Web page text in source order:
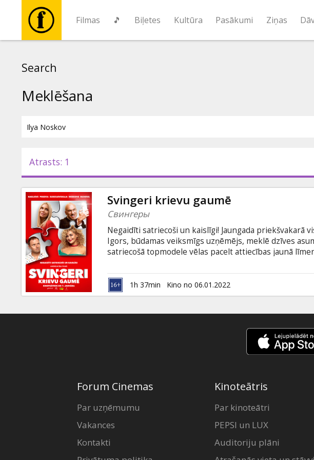
Filmas 🎵 Biļetes Kultūra Pasākumi Ziņas
Pasākumi
Ziņas
Dāvanu
kartes
Uzkodas
B2B
Search
Meklēšana
Atrasts: 1
Svingeri krievu gaumē
Свингеры
Negaidīti satriecoši un kaislīgi! Jaungada priekšvakarā
Igors, būdamas veiksmīgs uzņēmējs, meklē dzīves
satriecošā topmodele vēlas pacelt attiecības jaunā
iepazīstas Svingeru aplikācijā un nolemj mesties iekšā
Vakars kļūst patiesi neaizmirstams visiem, un
neprognozējama. Filma krievu valodā ar subtitriem
1h 37min Kino no 06.01.2022
Forum Cinemas
Par uzņēmumu
Vakances
Kontakti
Kinoteātris
Par kinoteātri
PEPSI un LUX
Auditoriju plāni